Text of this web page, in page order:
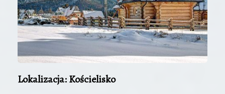
Lokalizacja: Kościelisko